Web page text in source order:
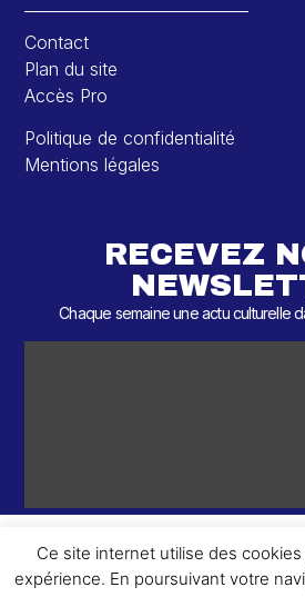
Contact
Plan du site
Accès Pro
Politique de confidentialité
Mentions légales
RECEVEZ
Chaque semaine une actu culturelle
Ce site internet utilise des
expérience. En poursuivant votre